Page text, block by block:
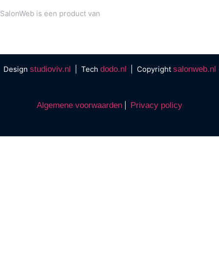
SalonWeb is een product van
Design studioviv.nl | Tech dodo.nl | Copyright salonweb.nl
Algemene voorwaarden Privacy policy